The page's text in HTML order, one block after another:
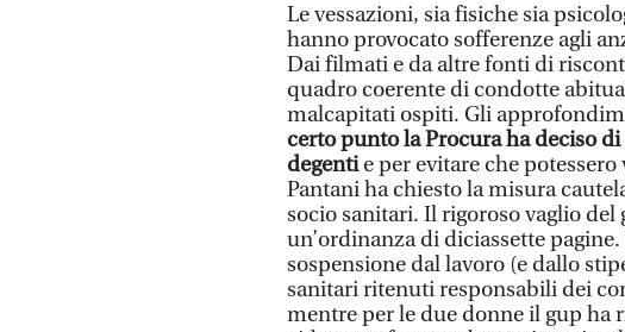
Le vessazioni, sia fisiche sia
hanno provocato sofferenze agli
Dai filmati e da altre fonti di
quadro coerente di condotte
malcapitati ospiti. Gli
certo punto la Procura ha deciso
degentie per evitare che
Pantani ha chiesto la misura
socio sanitari. Il rigoroso vaglio
un’ordinanza di diciassette
sospensione dal lavoro (e dallo
sanitari ritenuti responsabili dei
mentre per le due donne il gup